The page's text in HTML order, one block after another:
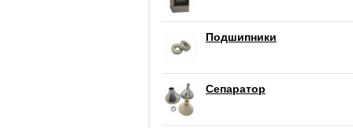
Подшипники
Сепаратор